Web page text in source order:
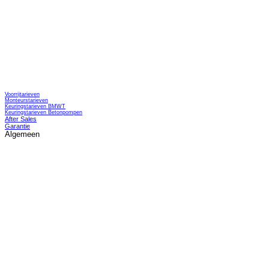
Voorrijtarieven
Monteurstarieven
Keuringstarieven BMWT
Keuringstarieven Betonpompen
After Sales
Garantie
Algemeen